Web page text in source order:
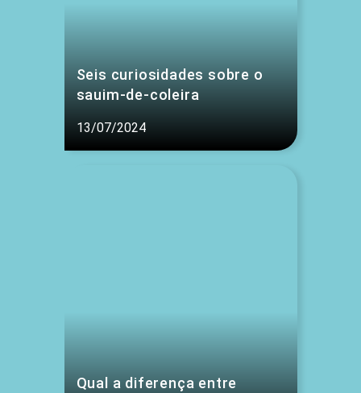
Seis curiosidades sobre o
sauim-de-coleira
13/07/2024
Qual a diferença entre